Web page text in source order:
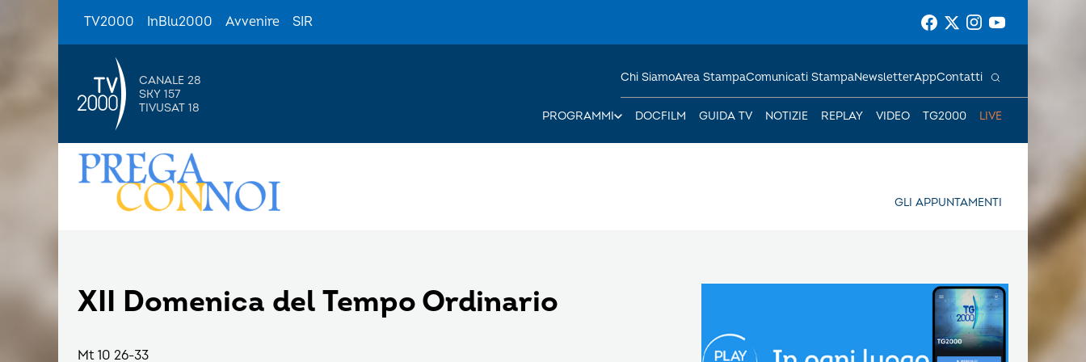
TV2000 InBlu2000 Avvenire SIR
CANALE 28
SKY 157
TIVUSAT 18
PROGRAMMI DOCFILM GUIDA TV NOTIZIE REPLAY VIDEO TG2000 LIVE
Chi SiamoArea StampaComunicati StampaNewsletterAppContatti
GLI APPUNTAMENTI
XII Domenica del Tempo Ordinario
Mt 10 26-33